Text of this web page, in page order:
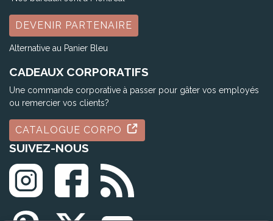
DEVENIR PARTENAIRE
Alternative au Panier Bleu
CADEAUX CORPORATIFS
Une commande corporative à passer pour gâter vos employés
ou remercier vos clients?
CATALOGUE CORPO
SUIVEZ-NOUS